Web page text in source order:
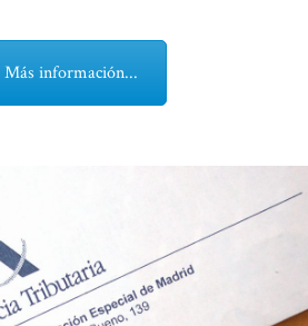
Más información...